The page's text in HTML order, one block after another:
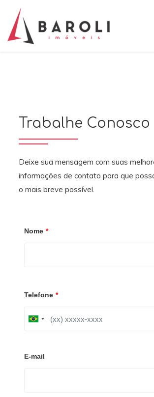
Trabalhe Conosco
Deixe sua mensagem com suas
informações de contato para que
o mais breve possível.
Nome *
Telefone *
B
i
E-mail